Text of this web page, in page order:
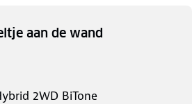
aan de wand
2WD BiTone